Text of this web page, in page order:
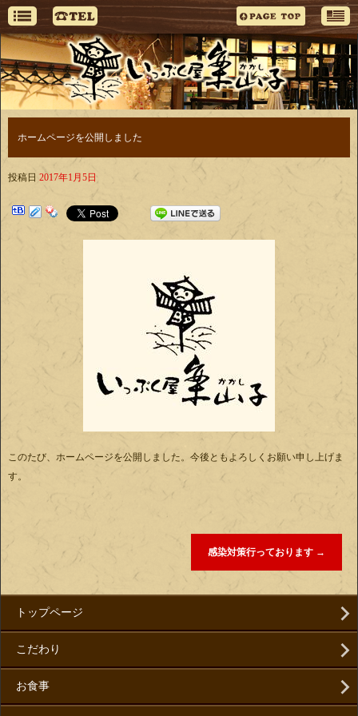
ホームページを公開しました
投稿日 2017年1月5日
このたび、ホームページを公開しました。今後ともよろしくお願い申し上げま
す。
感染対策行っております →
トップページ
こだわり
お食事